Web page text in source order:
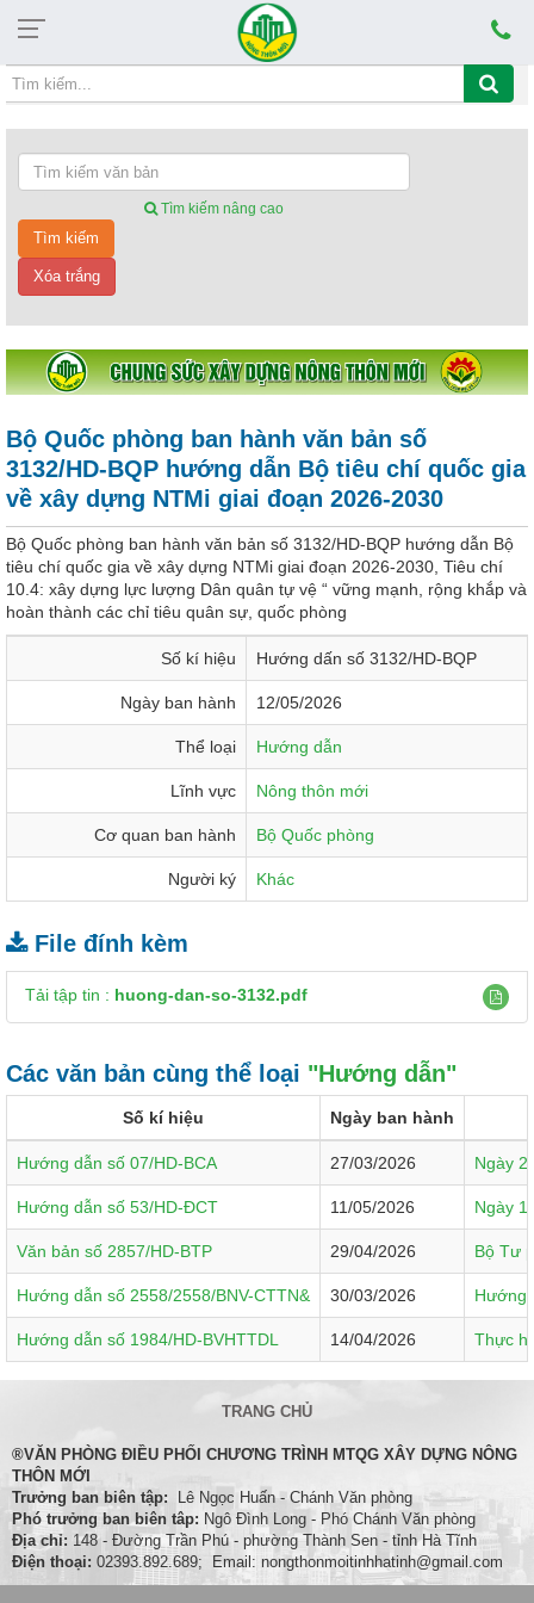
Thứ sáu, 07/08/2026, 06:14
CHỦ ĐỀ HỌC TẬP VÀ LÀM THEO
Tìm kiếm nâng cao
Bộ Quốc phòng ban hành văn bản số
3132/HD-BQP hướng dẫn Bộ tiêu chí quốc gia
về xây dựng NTMi giai đoạn 2026-2030
Bộ Quốc phòng ban hành văn bản số 3132/HD-BQP hướng dẫn Bộ
tiêu chí quốc gia về xây dựng NTMi giai đoạn 2026-2030, Tiêu chí
10.4: xây dựng lực lượng Dân quân tự vệ “ vững mạnh, rộng khắp và
hoàn thành các chỉ tiêu quân sự, quốc phòng
Số kí hiệu Hướng dấn số 3132/HD-BQP
Ngày ban hành 12/05/2026
Thể loại Hướng dẫn
Lĩnh vực Nông thôn mới
Cơ quan ban hành Bộ Quốc phòng
Người ký Khác
File đính kèm
Tải tập tin : huong-dan-so-3132.pdf
Các văn bản cùng thể loại "Hướng dẫn"
Số kí hiệu Ngày ban hành
Hướng dẫn số 07/HD-BCA 27/03/2026 Ngày
Hướng dẫn số 53/HD-ĐCT 11/05/2026 Ngày
Văn bản số 2857/HD-BTP 29/04/2026 Bộ Tư
Hướng dẫn số 2558/2558/BNV-CTTN& 30/03/2026 Hướng
Hướng dẫn số 1984/HD-BVHTTDL 14/04/2026 Thực
TRANG CHỦ
®VĂN PHÒNG ĐIỀU PHỐI CHƯƠNG TRÌNH MTQG XÂY DỰNG NÔNG
THÔN MỚI
Trưởng ban biên tập: Lê Ngọc Huấn - Chánh Văn phòng
Phó trưởng ban biên tâp: Ngô Ðình Long - Phó Chánh Văn phòng
Địa chỉ: 148 - Đường Trần Phú - phường Thành Sen - tỉnh Hà Tĩnh
Điện thoại: 02393.892.689; Email: nongthonmoitinhhatinh@gmail.com